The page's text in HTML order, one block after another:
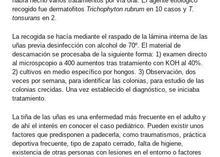
recogido fue dermatofitos Trichophyton rubrum en 10 casos y T.
tonsurans en 2.
La recogida se hacía mediante el raspado de la lámina interna de las
uñas previa desinfección con alcohol de 70º. El material de
descamación se procesaba de la siguiente forma: 1) examen directo
al microspcopio a 400 aumentos tras tratamiento con KOH al 40%.
2) cultivos en medio específico por hongos. 3) Observación, dos
veces por semana, para identificar las colonias, para estudio de las
colonias crecidas. Una vez establecido el diagnóstico, se iniciaba
tratamiento.
La tiña de las uñas es una enfermedad más frecuente en el adulto y
de ahí el interés en conocer el caso pediátrico. Pueden existir unos
factores que predisponen a padecerla, como traumatismos, práctica
deportiva frecuente, tipo de zapato cerrado, falta de higiene,
existencia de otras personas con lesiones en el entorno o factores